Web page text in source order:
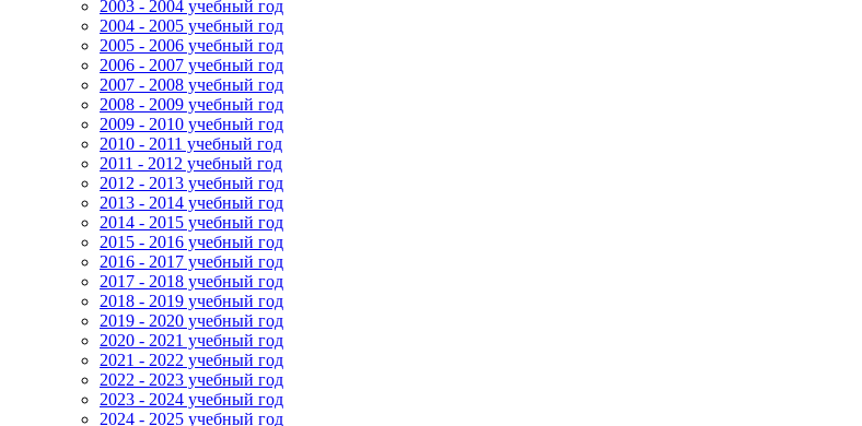
2003 - 2004 учебный год
2004 - 2005 учебный год
2005 - 2006 учебный год
2006 - 2007 учебный год
2007 - 2008 учебный год
2008 - 2009 учебный год
2009 - 2010 учебный год
2010 - 2011 учебный год
2011 - 2012 учебный год
2012 - 2013 учебный год
2013 - 2014 учебный год
2014 - 2015 учебный год
2015 - 2016 учебный год
2016 - 2017 учебный год
2017 - 2018 учебный год
2018 - 2019 учебный год
2019 - 2020 учебный год
2020 - 2021 учебный год
2021 - 2022 учебный год
2022 - 2023 учебный год
2023 - 2024 учебный год
2024 - 2025 учебный год